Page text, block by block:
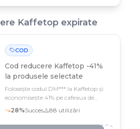
Kaffetop expirate
COD
Cod reducere Kaffetop -41%
la produsele selectate
Folosește codul DM*** la Kaffetop și
economisește 41% pe cafeaua de
birou preferată
28%Succes 88 utilizări